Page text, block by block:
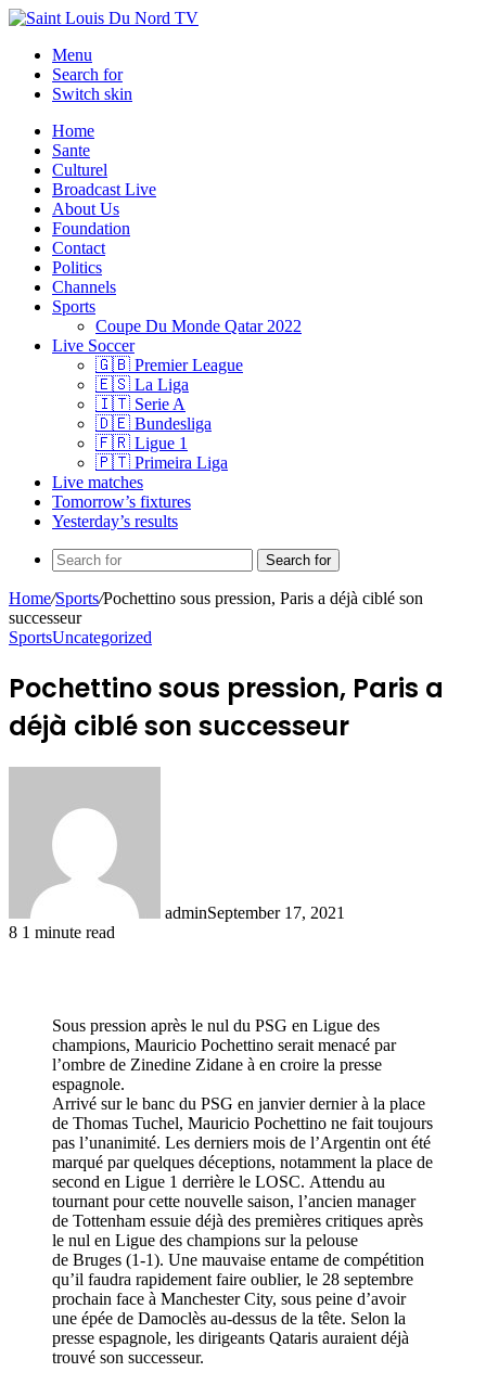
Menu
Search for
Switch skin
Home
Sante
Culturel
Broadcast Live
About Us
Foundation
Contact
Politics
Channels
Sports
Coupe Du Monde Qatar 2022
Live Soccer
🇬🇧 Premier League
🇪🇸 La Liga
🇮🇹 Serie A
🇩🇪 Bundesliga
🇫🇷 Ligue 1
🇵🇹 Primeira Liga
Live matches
Tomorrow’s fixtures
Yesterday’s results
Search for
Home/Sports/Pochettino sous pression, Paris a déjà ciblé son
successeur
SportsUncategorized
Pochettino sous pression, Paris a
déjà ciblé son successeur
adminSeptember 17, 2021
8 1 minute read
Sous pression après le nul du PSG en Ligue des
champions, Mauricio Pochettino serait menacé par
l’ombre de Zinedine Zidane à en croire la presse
espagnole.
Arrivé sur le banc du PSG en janvier dernier à la place
de Thomas Tuchel, Mauricio Pochettino ne fait toujours
pas l’unanimité. Les derniers mois de l’Argentin ont été
marqué par quelques déceptions, notamment la place de
second en Ligue 1 derrière le LOSC. Attendu au
tournant pour cette nouvelle saison, l’ancien manager
de Tottenham essuie déjà des premières critiques après
le nul en Ligue des champions sur la pelouse
de Bruges (1-1). Une mauvaise entame de compétition
qu’il faudra rapidement faire oublier, le 28 septembre
prochain face à Manchester City, sous peine d’avoir
une épée de Damoclès au-dessus de la tête. Selon la
presse espagnole, les dirigeants Qataris auraient déjà
trouvé son successeur.